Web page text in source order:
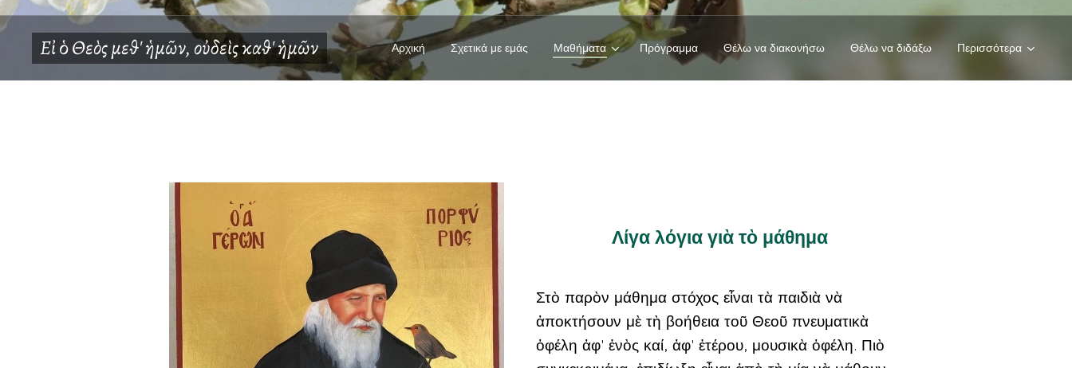
ΕἰὁΘεὸς μεθ' ἡμῶν, οὐδεὶς καθ' ἡμῶν Αρχική Σχετικά με εμάς Μαθήματα Πρόγραμμα Θέλω να διακονήσω Θέλω να διδάξω Περισσότερα
Λίγα λόγια γιὰ τὸ μάθημα
Στὸ παρὸν μάθημα στόχος εἶναι τὰ παιδιὰ νὰ
ἀποκτήσουν μὲ τὴ βοήθεια τοῦ Θεοῦ πνευματικὰ
ὀφέλη ἀφ' ἑνὸς καί, ἀφ' ἑτέρου, μουσικὰ ὀφέλη. Πιὸ